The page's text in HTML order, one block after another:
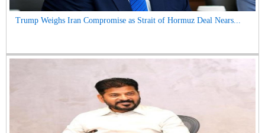
Trump Weighs Iran Compromise as Strait of Hormuz Deal Nears...